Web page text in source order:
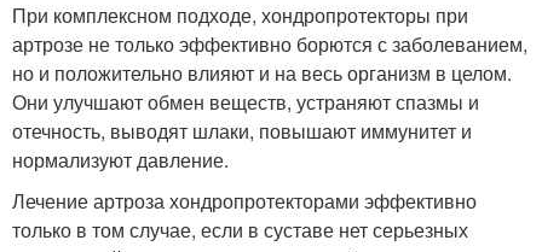
При комплексном подходе, хондропротекторы при
артрозе не только эффективно борются с заболеванием,
но и положительно влияют и на весь организм в целом.
Они улучшают обмен веществ, устраняют спазмы и
отечность, выводят шлаки, повышают иммунитет и
нормализуют давление.
Лечение артроза хондропротекторами эффективно
только в том случае, если в суставе нет серьезных